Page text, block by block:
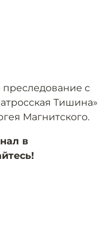
с
Тишина»
Магнитского.
в